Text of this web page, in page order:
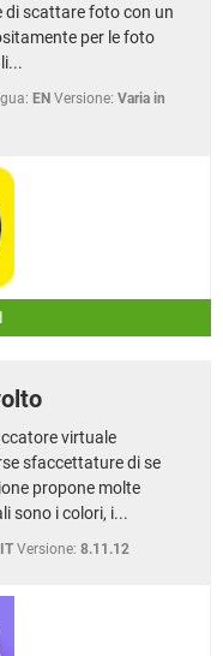
di scattare foto con un
per le foto
EN Versione: Varia in
virtuale
sfaccettature di se
propone molte
sono i colori, i...
IT Versione: 8.11.12